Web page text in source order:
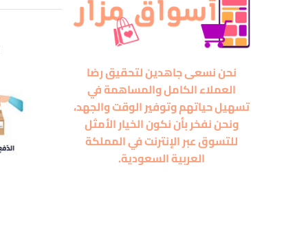
نحن نسعى جاهدين لتحقيق رضا
العملاء الكامل والمساهمة في
تسهيل حياتهم وتوفير الوقت والجهد،
ونحن نفخر بأن نكون الخيار الأمثل
للتسوق عبر الإنترنت في المملكة
العربية السعودية.